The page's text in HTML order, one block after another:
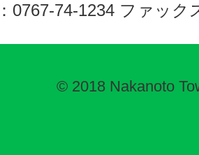
0767-74-1234 ファック
© 2018 Nakanoto